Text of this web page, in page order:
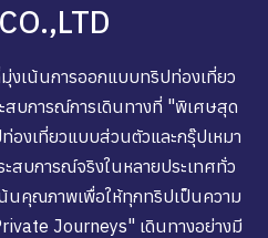
เน้นการออกแบบทริปท่องเที่ยว
สบการณ์การเดินทางที่ "พิเศษสุด
งเที่ยวแบบส่วนตัวและกรุ๊ปเหมา
บการณ์จริงในหลายประเทศทั่ว
น้นคุณภาพเพื่อให้ทุกทริปเป็นความ
Journeys" เดินทางอย่างมี